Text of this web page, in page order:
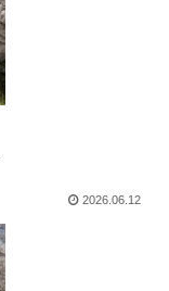
2026.06.12